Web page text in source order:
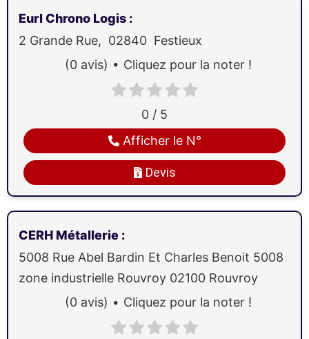
Eurl Chrono Logis :
2 Grande Rue, 02840 Festieux
Devis
Afficher le N°
0 / 5
(0 avis) Cliquez pour la noter !
CERH Métallerie :
5008 Rue Abel Bardin Et Charles Benoit 5008
zone industrielle Rouvroy 02100 Rouvroy
(0 avis) Cliquez pour la noter !